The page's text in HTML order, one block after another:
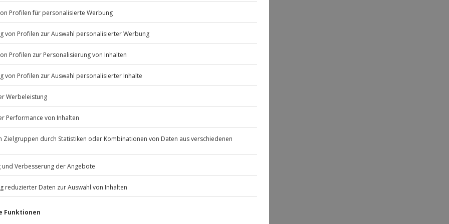
Handtuch, Evtl. Brillenband
Listenansicht
© OpenStreetMaps
Mühldorfstraße 8
außer an bundesweiten